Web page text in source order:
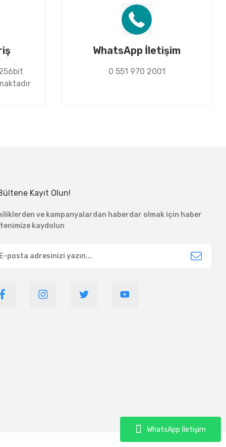
WhatsApp İletişim
WhatsApp İletişim
0 551 970 2001
Kayıt Olun!
ve kampanyalardan haberdar olmak için haber
kaydolun